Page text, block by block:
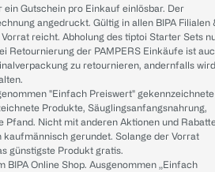
ein Gutschein pro Einkauf einlösbar. Der
angedruckt. Gültig in allen BIPA Filialen
reicht. Abholung des tiptoi Starter Sets
Retournierung der PAMPERS Einkäufe ist
zu retournieren, andernfalls wird
"Einfach Preiswert" gekennzeichnete
Produkte, Säuglingsanfangsnahrung,
Nicht mit anderen Aktionen und
kaufmännisch gerundet. Solange der Vorrat
günstigste Produkt gratis.
BIPA Online Shop. Ausgenommen „Einfach